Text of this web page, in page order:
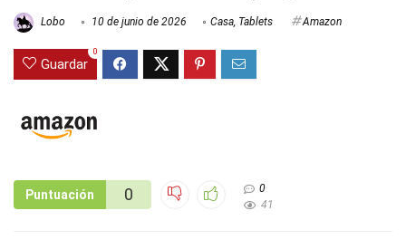
Lobo 10 de junio de 2026 Casa, Tablets Amazon
Guardar
0
Puntuación 0
0
41